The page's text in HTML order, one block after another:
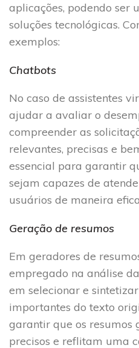
aplicações, podendo ser
soluções tecnológicas.
exemplos:
Chatbots
No caso de assistentes
ajudar a avaliar o
compreender as
relevantes, precisas e
essencial para garantir
sejam capazes de
usuários de maneira
Geração de resumos
Em geradores de
empregado na análise
em selecionar e
importantes do texto
garantir que os resumos
precisos e reflitam uma